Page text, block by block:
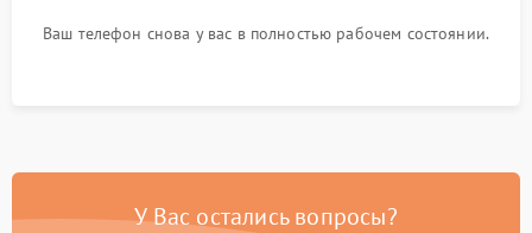
Ваш телефон снова у вас в полностью рабочем состоянии.
У Вас остались вопросы?